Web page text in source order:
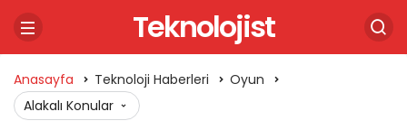
Teknolojist
Anasayfa Teknoloji Haberleri
Oyun
Alakalı Konular